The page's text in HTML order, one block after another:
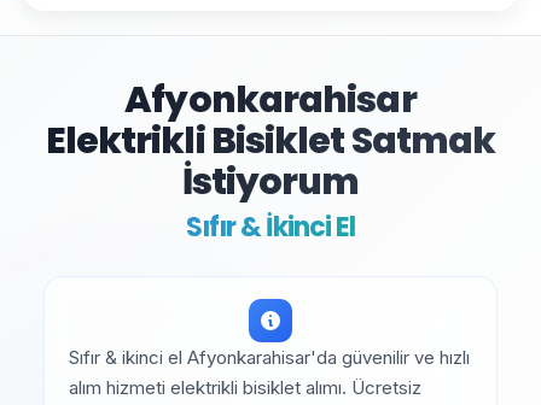
Afyonkarahisar
Elektrikli Bisiklet Satmak
İstiyorum
Sıfır & İkinci El
Sıfır & ikinci el Afyonkarahisar'da güvenilir ve hızlı
alım hizmeti elektrikli bisiklet alımı. Ücretsiz